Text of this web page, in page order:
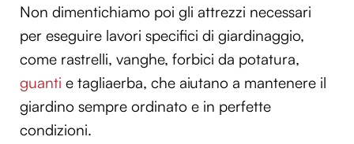
Non dimentichiamo poi gli attrezzi necessari
per eseguire lavori specifici di giardinaggio,
come rastrelli, vanghe, forbici da potatura,
guanti e tagliaerba, che aiutano a mantenere il
giardino sempre ordinato e in perfette
condizioni.